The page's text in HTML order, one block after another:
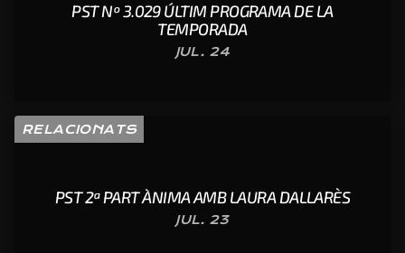
PST Nº 3.029 ÚLTIM PROGRAMA DE LA
TEMPORADA
JUL. 24
RELACIONATS
PST 2ª PART ÀNIMA AMB LAURA DALLARÈS
JUL. 23